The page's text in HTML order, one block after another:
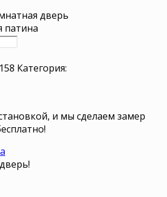
дверь
патина
Категория:
и мы сделаем замер